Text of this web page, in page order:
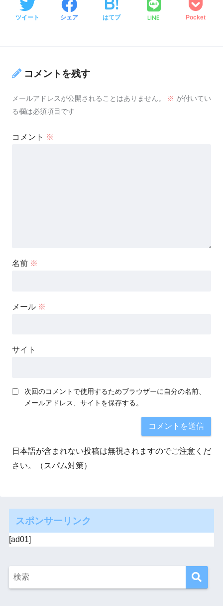
ツイート シェア はてブ LINE Pocket
コメントを残す
メールアドレスが公開されることはありません。 ※ が付いてい
る欄は必須項目です
コメント ※
名前 ※
メール ※
サイト
次回のコメントで使用するためブラウザーに自分の名前、
メールアドレス、サイトを保存する。
日本語が含まれない投稿は無視されますのでご注意くだ
さい。（スパム対策）
スポンサーリンク
[ad01]